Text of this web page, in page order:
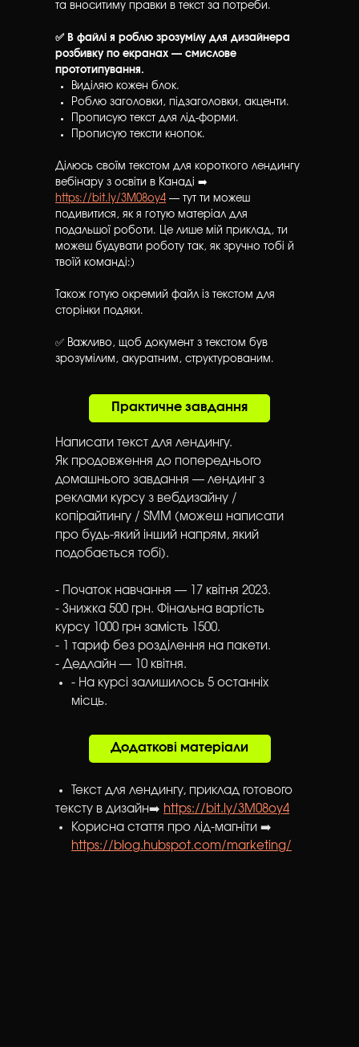
Додаткові матеріали
Текст для лендингу, приклад готового
тексту в дизайн➡️ https://bit.ly/3M08oy4
Корисна стаття про лід-магніти ➡️
https://blog.hubspot.com/marketing/
Практичне завдання
Написати текст для лендингу.
Як продовження до попереднього
домашнього завдання — лендинг з
реклами курсу з вебдизайну /
копірайтингу / SMM (можеш написати
про будь-який інший напрям, який
подобається тобі).
- Початок навчання — 17 квітня 2023.
- Знижка 500 грн. Фінальна вартість
курсу 1000 грн замість 1500.
- 1 тариф без розділення на пакети.
- Дедлайн — 10 квітня.
- На курсі залишилось 5 останніх
місць.
та вноситиму правки в текст за потреби.
✅ В файлі я роблю зрозумілу для дизайнера
розбивку по екранах — смислове
прототипування.
Виділяю кожен блок.
Роблю заголовки, підзаголовки, акценти.
Прописую текст для лід-форми.
Прописую тексти кнопок.
Ділюсь своїм текстом для короткого лендингу
вебінару з освіти в Канаді ➡️
https://bit.ly/3M08oy4 — тут ти можеш
подивитися, як я готую матеріал для
подальшої роботи. Це лише мій приклад, ти
можеш будувати роботу так, як зручно тобі й
твоїй команді:)
Також готую окремий файл із текстом для
сторінки подяки.
✅ Важливо, щоб документ з текстом був
зрозумілим, акуратним, структурованим.